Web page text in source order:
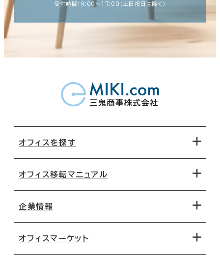
受付時間：9:00〜17:00（土日祝日は除く）
オフィスを探す
地図から探す
路線・駅から探す
オフィス移転マニュアル
移転コストシミュレーション
移転スケジュール
企業情報
オフィスマーケット